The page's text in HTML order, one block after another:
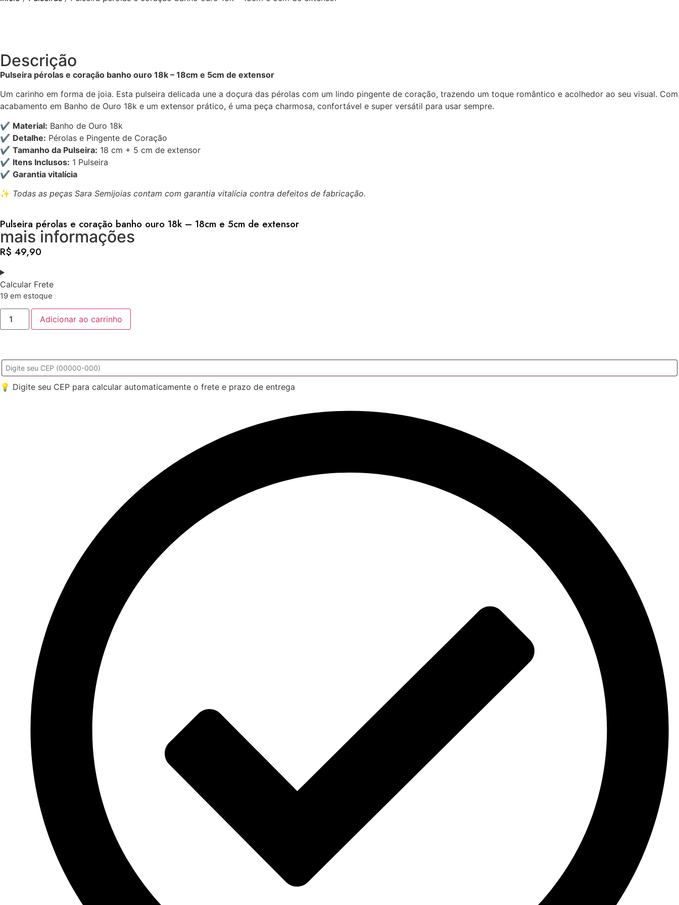
Descrição
Pulseira pérolas e coração banho ouro 18k – 18cm e 5cm de extensor
Um carinho em forma de joia. Esta pulseira delicada une a doçura das pérolas com um lindo pingente de coração, trazendo um toque romântico e acolhedor ao seu visual. Com
acabamento em Banho de Ouro 18k e um extensor prático, é uma peça charmosa, confortável e super versátil para usar sempre.
✔️ Material: Banho de Ouro 18k
✔️ Detalhe: Pérolas e Pingente de Coração
✔️ Tamanho da Pulseira: 18 cm + 5 cm de extensor
✔️ Itens Inclusos: 1 Pulseira
✔️ Garantia vitalícia
✨ Todas as peças Sara Semijoias contam com garantia vitalícia contra defeitos de fabricação.
Pulseira pérolas e coração banho ouro 18k – 18cm e 5cm de extensor
mais informações
R$ 49,90
Calcular Frete
19 em estoque
Adicionar ao carrinho
💡 Digite seu CEP para calcular automaticamente o frete e prazo de entrega